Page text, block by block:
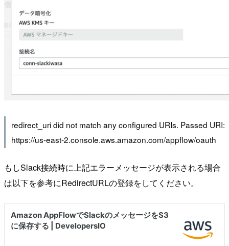
redirect_uri did not match any configured URIs. Passed URI:
https://us-east-2.console.aws.amazon.com/appflow/oauth
もしSlack接続時に上記エラーメッセージが表示される場合
は以下を参考にRedirectURLの登録をしてください。